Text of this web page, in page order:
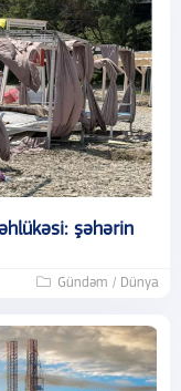
şəhərin
Gündəm / Dünya